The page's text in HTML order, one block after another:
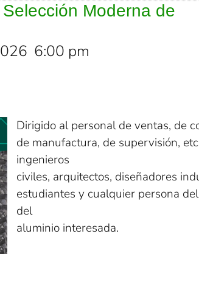
Moderna de
6:00 pm
Dirigido al personal de ventas, de
de manufactura, de supervisión,
ingenieros
civiles, arquitectos, diseñadores
estudiantes y cualquier persona
del
aluminio interesada.